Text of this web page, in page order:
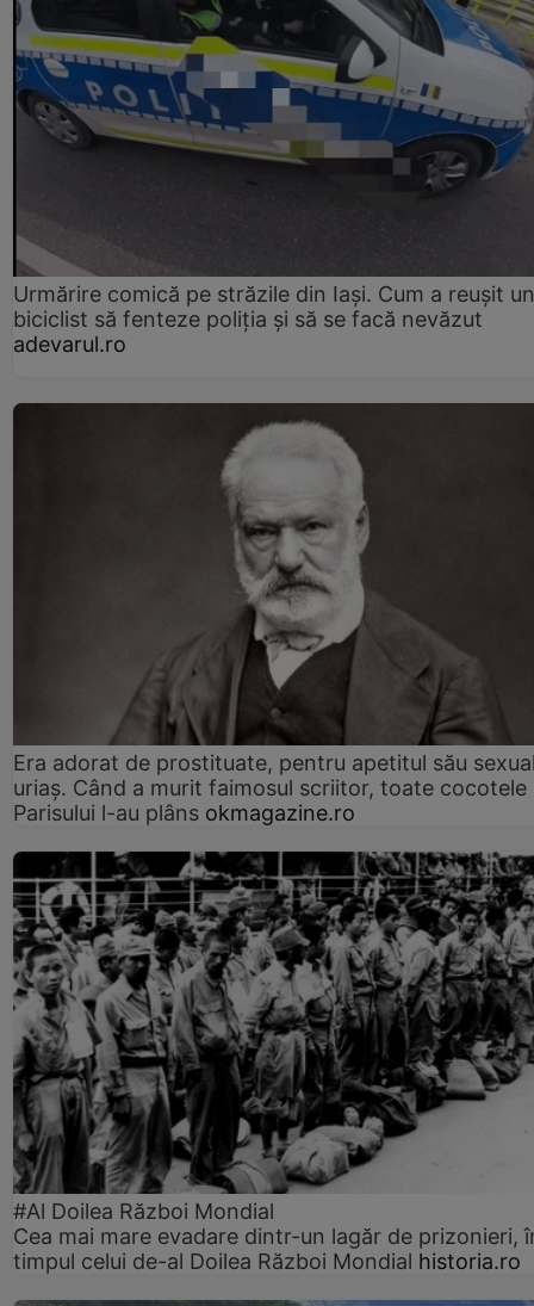
Urmărire comică pe străzile din Iași. Cum a reușit un
biciclist să fenteze poliția și să se facă nevăzut
adevarul.ro
Era adorat de prostituate, pentru apetitul său
uriaș. Când a murit faimosul scriitor, toate cocotele
Parisului l-au plâns okmagazine.ro
#Al Doilea Război Mondial
Cea mai mare evadare dintr-un lagăr de prizonieri,
timpul celui de-al Doilea Război Mondial historia.ro